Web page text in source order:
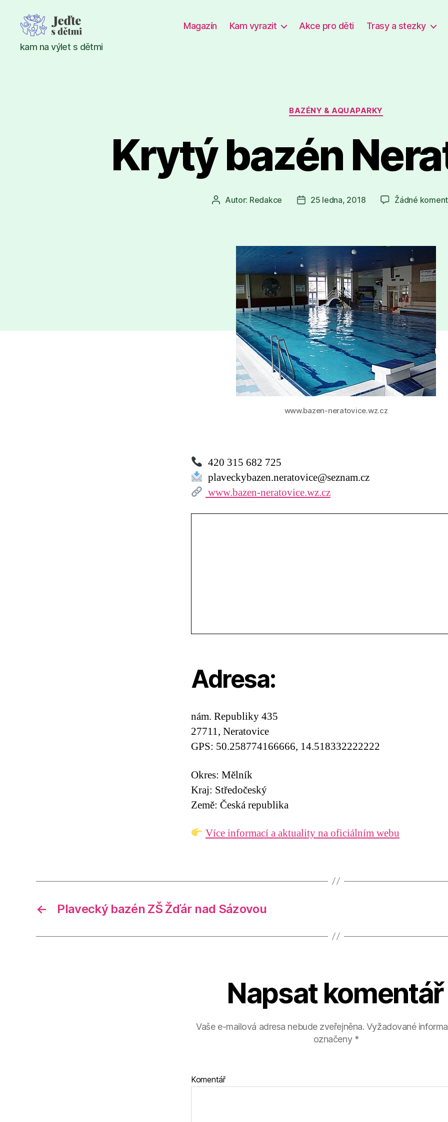
Jeďte
s
kam na výlet s dětmi
Magazín Kam vyrazit Akce pro děti Trasy a stezky
Rubriky
BAZÉNY & AQUAPARKY
Krytý bazén
AutorAutor: Redakce
Datum
25 ledna, 2018 Žádné
www.bazen-neratovice.wz.cz
420 315 682 725
plaveckybazen.neratovice@seznam.cz
www.bazen-neratovice.wz.cz
Adresa:
nám. Republiky 435
27711, Neratovice
GPS: 50.258774166666, 14.518332222222
Okres: Mělník
Kraj: Středočeský
Země: Česká republika
Více informací a aktuality na oficiálním webu
← Plavecký bazén ZŠ Žďár nad Sázovou
Napsat komentář
Vaše e-mailová adresa nebude zveřejněna. Vyžadované
označeny *
Komentář